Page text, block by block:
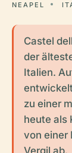
NEAPEL
Castel
der
Italien.
zu einer
heute als
von einer
Vergil ab.